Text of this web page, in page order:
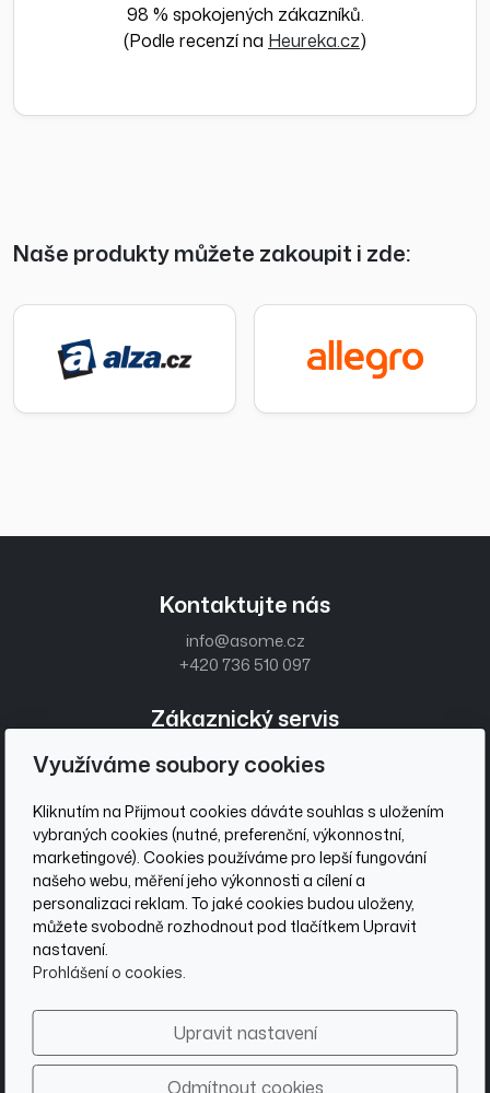
98 % spokojených zákazníků.
(Podle recenzí na Heureka.cz)
Naše produkty můžete zakoupit i zde:
Kontaktujte nás
info@asome.cz
+420 736 510 097
Zákaznický servis
Obchodní podmínky
Ochrana osobních údajů
Sociální sítě
© 2026 ASOME Europe s.r.o., postaveno nainPage
Využíváme soubory cookies
Kliknutím na Přijmout cookies dáváte souhlas s uložením
vybraných cookies (nutné, preferenční, výkonnostní,
marketingové). Cookies používáme pro lepší fungování
našeho webu, měření jeho výkonnosti a cílení a
personalizaci reklam. To jaké cookies budou uloženy,
můžete svobodně rozhodnout pod tlačítkem Upravit
nastavení.
Prohlášení o cookies.
Upravit nastavení
Odmítnout cookies